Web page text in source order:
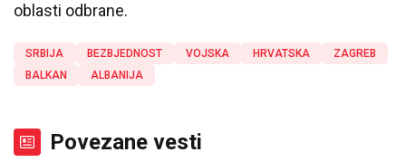
oblasti odbrane.
SRBIJA BEZBJEDNOST VOJSKA HRVATSKA
ZAGREB
BALKAN
ALBANIJA
Povezane vesti